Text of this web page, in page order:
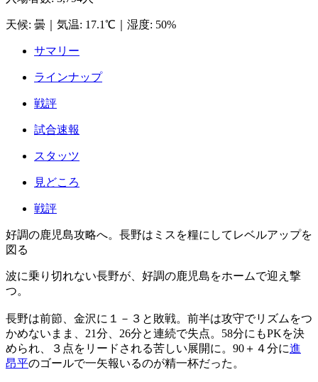
天候: 曇 気温: 17.1℃ 湿度: 50%
サマリー
ラインナップ
戦評
試合速報
スタッツ
見どころ
戦評
好調の鹿児島攻略へ。長野はミスを糧にしてレベルアップを
図る
波に乗り切れない長野が、好調の鹿児島をホームで迎え撃
つ。
長野は前節、金沢に１－３と敗戦。前半は攻守でリズムをつ
かめないまま、21分、26分と連続で失点。58分にもPKを決
められ、３点をリードされる苦しい展開に。90＋４分に進
昂平のゴールで一矢報いるのが精一杯だった。